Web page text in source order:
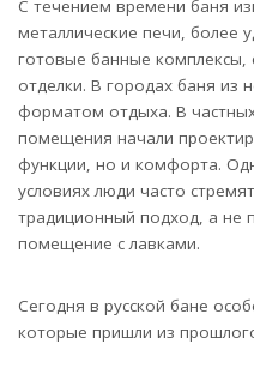
С течением времени баня
металлические печи, более
готовые банные
отделки. В городах баня из
форматом отдыха. В
помещения начали
функции, но и комфорта.
условиях люди часто
традиционный подход, а не
помещение с лавками.
Сегодня в русской бане
которые пришли из